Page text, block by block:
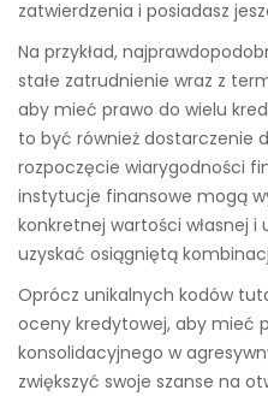
zatwierdzenia i posiadasz
Na przykład,
stałe zatrudnienie wraz z
aby mieć prawo do wielu
to być również dostarczenie
rozpoczęcie wiarygodności
instytucje finansowe mogą
konkretnej wartości własnej
uzyskać osiągniętą
Oprócz unikalnych kodów
oceny kredytowej, aby mieć
konsolidacyjnego w
zwiększyć swoje szanse na